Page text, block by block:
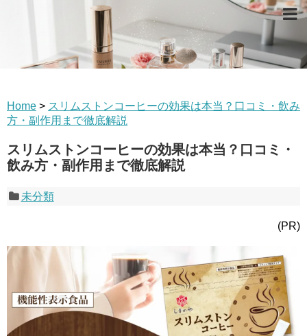
Home > スリムストンコーヒーの効果は本当？口コミ・飲み
方・副作用まで徹底解説
スリムストンコーヒーの効果は本当？口コミ・
飲み方・副作用まで徹底解説
未分類
(PR)